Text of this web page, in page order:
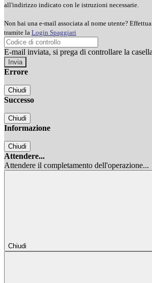
all'indirizzo indicato con le istruzioni necessarie.
Non hai una e-mail associata al nome utente?
tramite la Login Spaggiari
E-mail inviata, si prega di controllare la
Errore
Chiudi
Successo
Chiudi
Informazione
Chiudi
Attendere...
Attendere il completamento dell'operazione...
Chiudi